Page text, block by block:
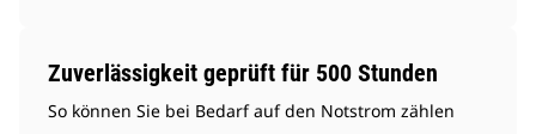
Zuverlässigkeit geprüft für 500 Stunden
So können Sie bei Bedarf auf den Notstrom zählen